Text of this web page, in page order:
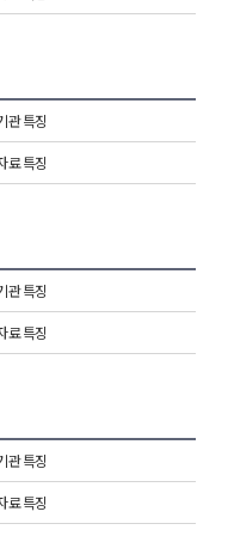
관 특징
료 특징
관 특징
료 특징
관 특징
료 특징